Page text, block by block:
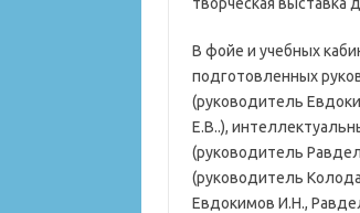
В фойе и учебных
подготовленных
(руководитель
Е.В..),
(руководитель
(руководитель
Евдокимов И.Н.,